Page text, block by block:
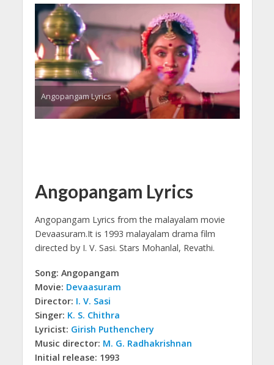
Angopangam Lyrics
Angopangam Lyrics
Angopangam Lyrics from the malayalam movie
Devaasuram.It is 1993 malayalam drama film
directed by I. V. Sasi. Stars Mohanlal, Revathi.
Song: Angopangam
Movie: Devaasuram
Director: I. V. Sasi
Singer: K. S. Chithra
Lyricist: Girish Puthenchery
Music director: M. G. Radhakrishnan
Initial release: 1993